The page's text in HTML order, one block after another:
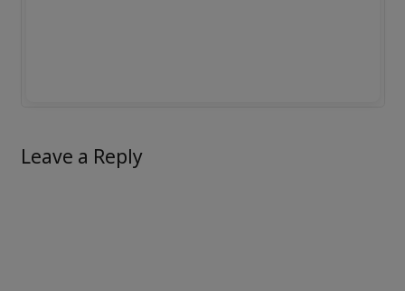
Leave a Reply